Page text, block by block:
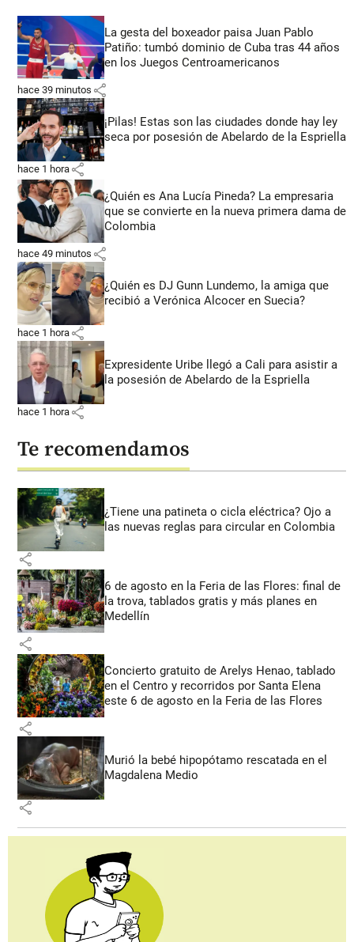
La gesta del boxeador paisa Juan Pablo
Patiño: tumbó dominio de Cuba tras 44 años
en los Juegos Centroamericanos
hace 39 minutos share
¡Pilas! Estas son las ciudades donde hay ley
seca por posesión de Abelardo de la Espriella
hace 1 hora share
¿Quién es Ana Lucía Pineda? La empresaria
que se convierte en la nueva primera dama de
Colombia
hace 49 minutos share
¿Quién es DJ Gunn Lundemo, la amiga que
recibió a Verónica Alcocer en Suecia?
hace 1 hora share
Expresidente Uribe llegó a Cali para asistir a
la posesión de Abelardo de la Espriella
hace 1 hora share
Te recomendamos
¿Tiene una patineta o cicla eléctrica? Ojo a
las nuevas reglas para circular en Colombia
share
6 de agosto en la Feria de las Flores: final de
la trova, tablados gratis y más planes en
Medellín
share
Concierto gratuito de Arelys Henao, tablado
en el Centro y recorridos por Santa Elena
este 6 de agosto en la Feria de las Flores
share
Murió la bebé hipopótamo rescatada en el
Magdalena Medio
share